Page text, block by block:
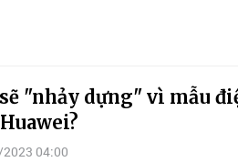
"nhảy dựng" vì mẫu
04:00